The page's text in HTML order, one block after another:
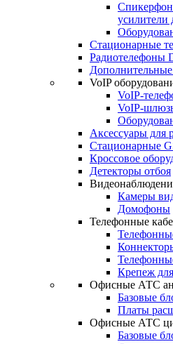
усилители
Стационарные
Радиотелефоны
VoIP
VoIP-
VoIP-
Аксессуары для
Стационарные
Кроссовое
Детекторы отбоя
Камеры
Домофоны
Телефонные
Крепеж
Офисные АТС
Базовые
Платы
Офисные АТС
Базовые